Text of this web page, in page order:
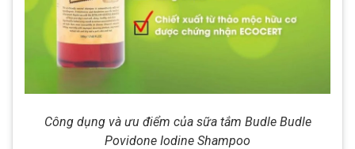
Công dụng và ưu điểm của sữa tắm Budle Budle
Povidone Iodine Shampoo